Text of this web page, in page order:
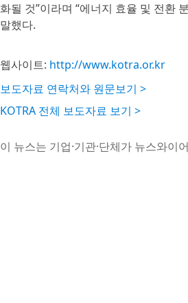
화될 것”이라며 “에너지 효율 및 전환
말했다.
웹사이트: http://www.kotra.or.kr
보도자료 연락처와 원문보기 >
KOTRA 전체 보도자료 보기 >
이 뉴스는 기업·기관·단체가 뉴스와